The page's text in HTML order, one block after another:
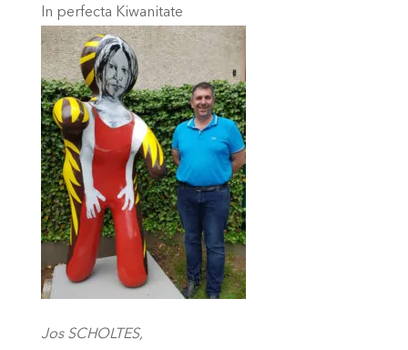
In perfecta Kiwanitate
Jos SCHOLTES,